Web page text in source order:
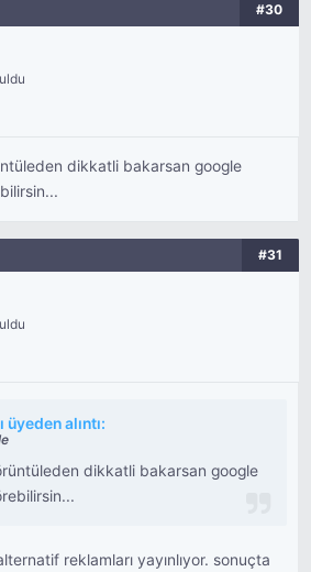
#30
dikkatli bakarsan google
#31
alıntı:
dikkatli bakarsan google
reklamları yayınlıyor. sonuçta